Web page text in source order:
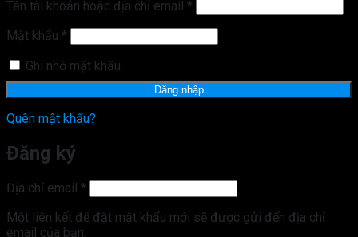
Tên tài khoản hoặc địa chỉ email *
buộc
Mật khẩu *
buộc
Ghi nhớ mật khẩu
Đăng nhập
Quên mật khẩu?
Đăng ký
Địa chỉ email *
buộc
Một liên kết để đặt mật khẩu mới sẽ được gửi đến địa chỉ
email của bạn.